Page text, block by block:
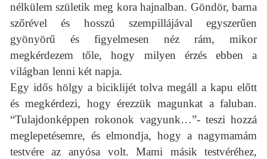
nélkülem születik meg kora hajnalban. Göndör, barna
szőrével és hosszú szempillájával egyszerűen
gyönyörű és figyelmesen néz rám, mikor
megkérdezem tőle, hogy milyen érzés ebben a
világban lenni két napja.
Egy idős hölgy a biciklijét tolva megáll a kapu előtt
és megkérdezi, hogy érezzük magunkat a faluban.
“Tulajdonképpen rokonok vagyunk…”- teszi hozzá
meglepetésemre, és elmondja, hogy a nagymamám
testvére az anyósa volt. Mami másik testvéréhez,